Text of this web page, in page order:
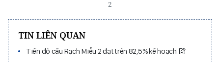
2
TIN LIÊN QUAN
Tiến độ cầu Rạch Miễu 2 đạt trên 82,5% kế hoạch